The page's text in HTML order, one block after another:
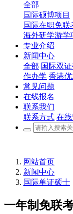
全部
国际硕博项目
国际在职免联
海外研学游学
专业介绍
新闻中心
全部 国际双
作办学 香港
常见问题
在线报名
联系我们
联系方式 在
网站首页
新闻中心
国际单证硕士
一年制免联